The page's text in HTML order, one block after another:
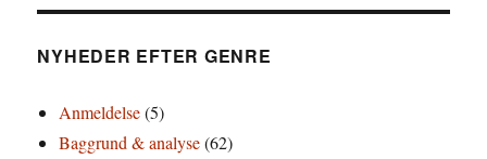
NYHEDER EFTER GENRE
Anmeldelse(5)
Baggrund & analyse(62)